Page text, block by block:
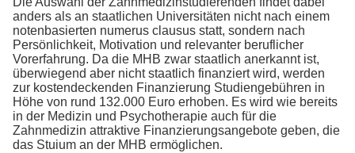
anders als an staatlichen Universitäten nicht nach einem
notenbasierten numerus clausus statt, sondern nach
Persönlichkeit, Motivation und relevanter beruflicher
Vorerfahrung. Da die MHB zwar staatlich anerkannt ist,
überwiegend aber nicht staatlich finanziert wird, werden
zur kostendeckenden Finanzierung Studiengebühren in
Höhe von rund 132.000 Euro erhoben. Es wird wie bereits
in der Medizin und Psychotherapie auch für die
Zahnmedizin attraktive Finanzierungsangebote geben, die
das Stuium an der MHB ermöglichen.